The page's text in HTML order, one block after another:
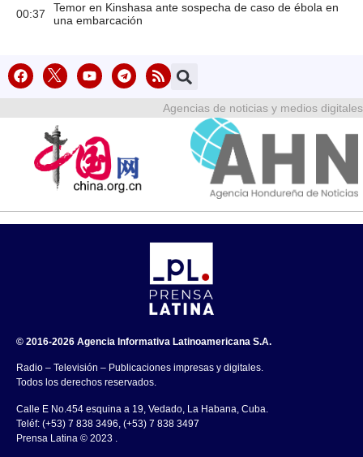
00:37
Temor en Kinshasa ante sospecha de caso de ébola en
una embarcación
Agencias de noticias y medios digitales
© 2016-2026 Agencia Informativa Latinoamericana S.A.
Radio – Televisión – Publicaciones impresas y digitales.
Todos los derechos reservados.
Calle E No.454 esquina a 19, Vedado, La Habana, Cuba.
Teléf: (+53) 7 838 3496, (+53) 7 838 3497
Prensa Latina © 2023 .